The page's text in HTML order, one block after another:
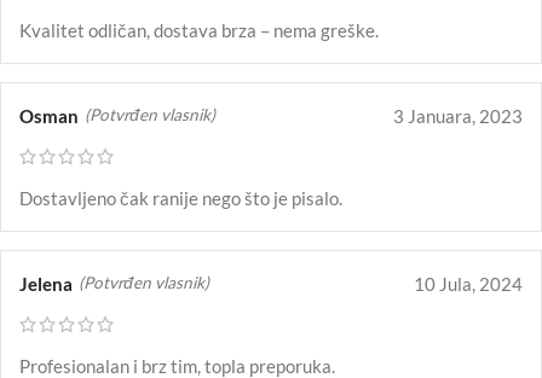
Kvalitet odličan, dostava brza – nema greške.
Osman (Potvrđen vlasnik) 3 Januara, 2023
Dostavljeno čak ranije nego što je pisalo.
Jelena (Potvrđen vlasnik) 10 Jula, 2024
Profesionalan i brz tim, topla preporuka.